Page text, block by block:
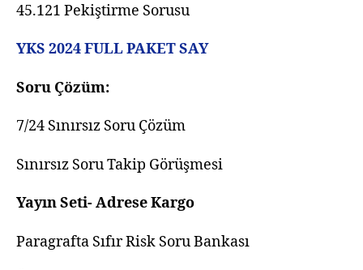
45.121 Pekiştirme Sorusu
YKS 2024 FULL PAKET SAY
Soru Çözüm:
7/24 Sınırsız Soru Çözüm
Sınırsız Soru Takip Görüşmesi
Yayın Seti- Adrese Kargo
Paragrafta Sıfır Risk Soru Bankası